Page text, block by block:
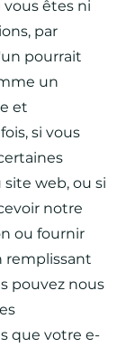
êtes ni
par
pourrait
un
et
si vous
web, ou si
notre
ou fournir
remplissant
pouvez nous
que votre e-